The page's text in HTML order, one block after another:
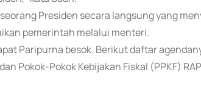
Presiden secara langsung yang
pemerintah melalui menteri.
Paripurna besok. Berikut daftar
Pokok-Pokok Kebijakan Fiskal (PPKF)